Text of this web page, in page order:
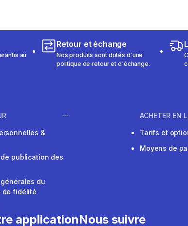
au
Retour et échange
Nos produits sont dotés d'une
politique de retour et d'échange.
&
publication des
du
de fidélité
ACHETER EN
Tarifs et
Moyens de
applicationNous suivre